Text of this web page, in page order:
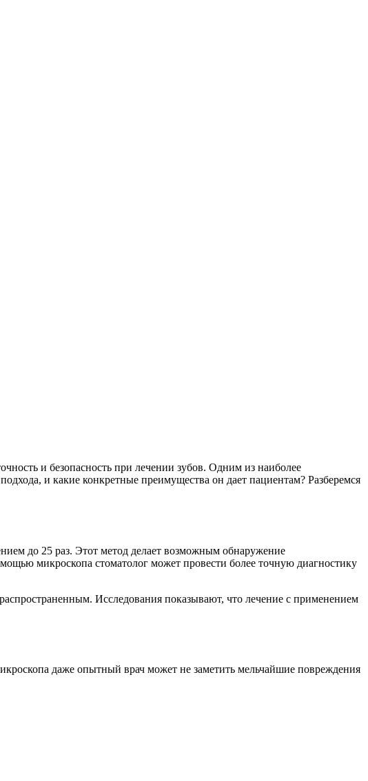
и безопасность при лечении зубов. Одним из наиболее
и какие конкретные преимущества он дает пациентам? Разберемся
до 25 раз. Этот метод делает возможным обнаружение
микроскопа стоматолог может провести более точную диагностику
Исследования показывают, что лечение с применением
даже опытный врач может не заметить мельчайшие повреждения